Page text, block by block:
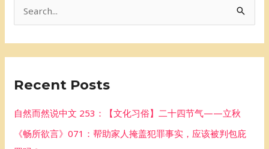
c
f
Recent Posts
自然而然说中文 253：【文化习俗】二十四节气——立秋
《畅所欲言》071：帮助家人掩盖犯罪事实，应该被判包庇